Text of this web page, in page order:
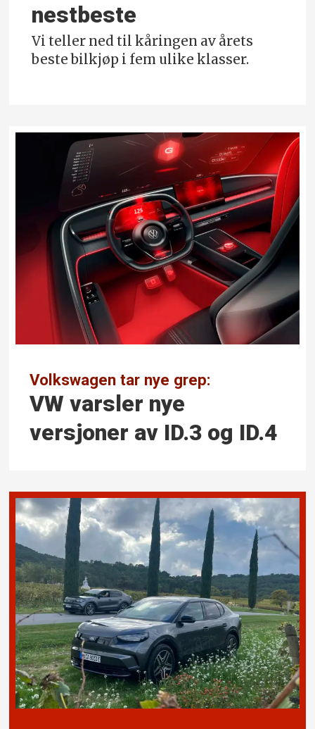
nestbeste
Vi teller ned til kåringen av årets
beste bilkjøp i fem ulike klasser.
Volkswagen tar nye grep:
VW varsler nye
versjoner av ID.3 og ID.4